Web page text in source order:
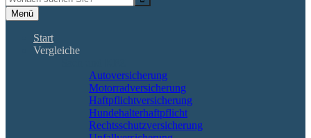
Menü
Start
Vergleiche
Autoversicherung
Motorradversicherung
Haftpflichtversicherung
Hundehalterhaftpflicht
Rechtsschutzversicherung